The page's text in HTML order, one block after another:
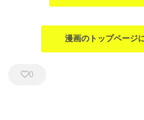
漫画のトップページ
0